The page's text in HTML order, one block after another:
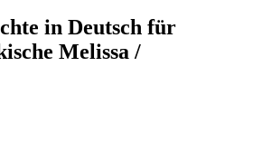
in Deutsch für
Melissa /